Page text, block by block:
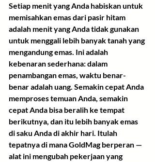
Setiap menit yang Anda habiskan untuk
memisahkan emas dari pasir hitam
adalah menit yang Anda tidak gunakan
untuk menggali lebih banyak tanah yang
mengandung emas. Ini adalah
kebenaran sederhana: dalam
penambangan emas, waktu benar-
benar adalah uang. Semakin cepat Anda
memproses temuan Anda, semakin
cepat Anda bisa beralih ke tempat
berikutnya, dan itu lebih banyak emas
di saku Anda di akhir hari. Itulah
tepatnya di mana GoldMag berperan —
alat ini mengubah pekerjaan yang